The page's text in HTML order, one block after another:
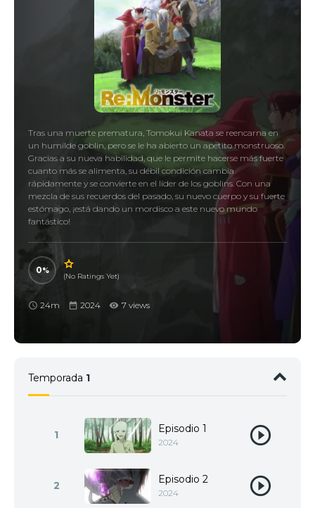
Tras una muerte prematura, Tomokui Kanata se reencarna en
un humilde goblin, pero se le ha abierto un apetito monstruoso.
Gracias a su nueva habilidad, que le permite hacerse más fuerte
cuanto más se alimenta, su débil condición cambia
rápidamente y se convierte en el líder de los goblins. Con una
mezcla de sus recuerdos del pasado, su nuevo cuerpo y su fuerte
estómago, ¡está dando un mordisco a este nuevo mundo
fantástico!
0
(No Ratings Yet)
24m 2024 7 views
Temporada 1
1 Episodio 1
2024
2 Episodio 2
2024